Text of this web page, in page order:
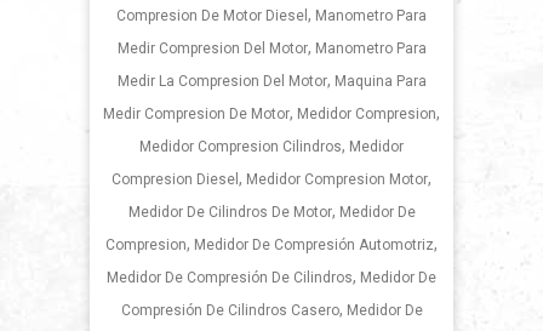
Compresion De Motor Diesel , Manometro Para
Medir Compresion Del Motor, Manometro Para
Medir La Compresion Del Motor, Maquina Para
Medir Compresion De Motor, Medidor Compresion,
Medidor Compresion Cilindros, Medidor
Compresion Diesel , Medidor Compresion Motor,
Medidor De Cilindros De Motor, Medidor De
Compresion, Medidor De Compresión Automotriz,
Medidor De Compresión De Cilindros, Medidor De
Compresión De Cilindros Casero, Medidor De